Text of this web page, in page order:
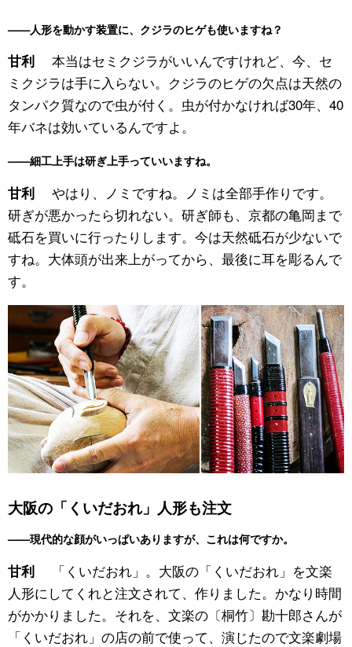
——人形を動かす装置に、クジラのヒゲも使いますね？
甘利
本当はセミクジラがいいんですけれど、今、セ
ミクジラは手に入らない。クジラのヒゲの欠点は天然の
タンパク質なので虫が付く。虫が付かなければ30年、40
年バネは効いているんですよ。
——細工上手は研ぎ上手っていいますね。
甘利
やはり、ノミですね。ノミは全部手作りです。
研ぎが悪かったら切れない。研ぎ師も、京都の亀岡まで
砥石を買いに行ったりします。今は天然砥石が少ないで
すね。大体頭が出来上がってから、最後に耳を彫るんで
す。
大阪の「くいだおれ」人形も注文
——現代的な顔がいっぱいありますが、これは何ですか。
甘利
「くいだおれ」。大阪の「くいだおれ」を文楽
人形にしてくれと注文されて、作りました。かなり時間
がかかりました。それを、文楽の〔桐竹〕勘十郎さんが
「くいだおれ」の店の前で使って、演じたので文楽劇場